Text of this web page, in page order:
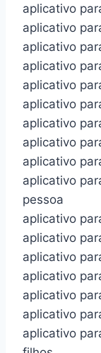
aplicativo
aplicativo
aplicativo
aplicativo
aplicativo
aplicativo
aplicativo
aplicativo
aplicativo
aplicativo
pessoa
aplicativo
aplicativo
aplicativo
aplicativo
aplicativo
aplicativo
aplicativo